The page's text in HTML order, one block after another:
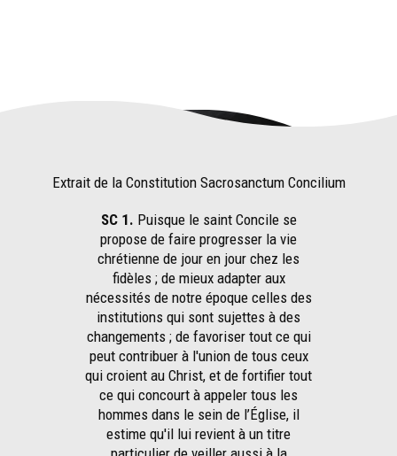
Extrait de la Constitution Sacrosanctum Concilium
SC 1. Puisque le saint Concile se
propose de faire progresser la vie
chrétienne de jour en jour chez les
fidèles ; de mieux adapter aux
nécessités de notre époque celles des
institutions qui sont sujettes à des
changements ; de favoriser tout ce qui
peut contribuer à l'union de tous ceux
qui croient au Christ, et de fortifier tout
ce qui concourt à appeler tous les
hommes dans le sein de l’Église, il
estime qu'il lui revient à un titre